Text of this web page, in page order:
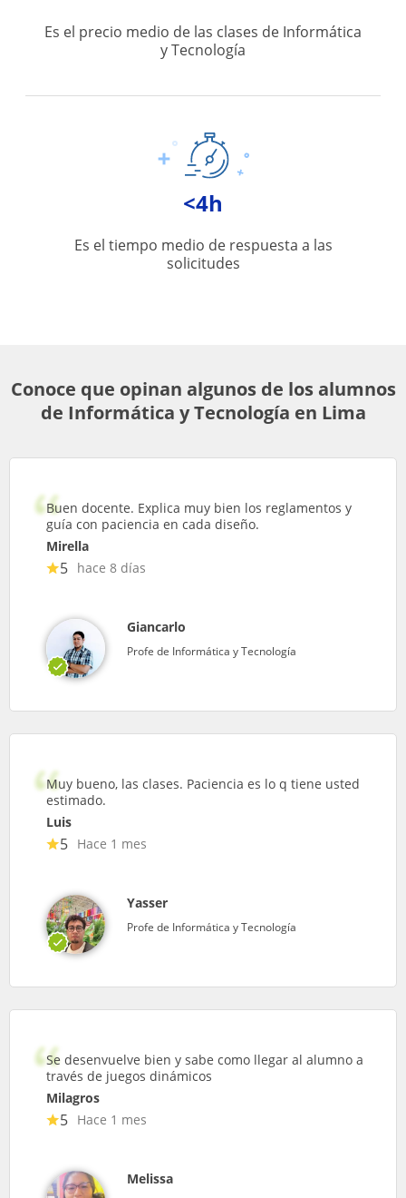
Es el precio medio de las clases de Informática
y Tecnología
<4h
Es el tiempo medio de respuesta a las
solicitudes
Conoce que opinan algunos de los alumnos
de Informática y Tecnología en Lima
Buen docente. Explica muy bien los reglamentos y
guía con paciencia en cada diseño.
Mirella
5 hace 8 días
Giancarlo
Profe de Informática y Tecnología
Muy bueno, las clases. Paciencia es lo q tiene usted
estimado.
Luis
5 Hace 1 mes
Yasser
Profe de Informática y Tecnología
Se desenvuelve bien y sabe como llegar al alumno a
través de juegos dinámicos
Milagros
5 Hace 1 mes
Melissa